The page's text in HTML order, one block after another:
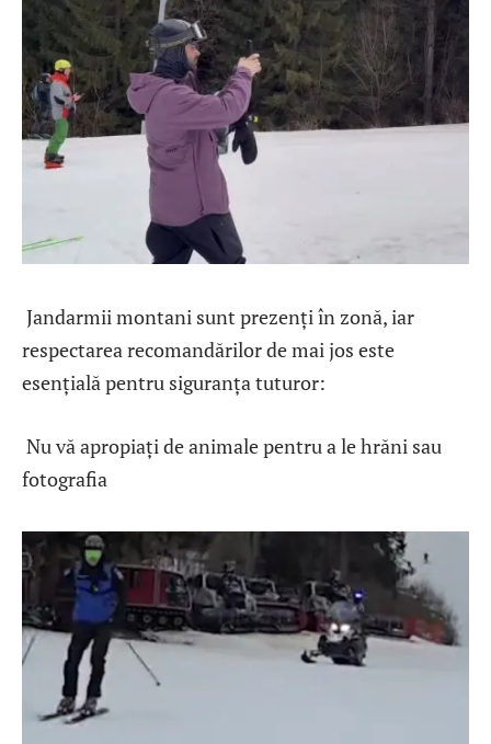
Jandarmii montani sunt prezenți în zonă, iar
respectarea recomandărilor de mai jos este
esențială pentru siguranța tuturor:
Nu vă apropiați de animale pentru a le hrăni sau
fotografia